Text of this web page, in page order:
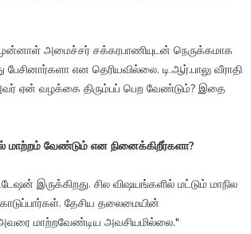
அமைச்சர் சக்கரபாணியுடன் நெருக்கமாக
என தெரியவில்லை. டி.ஆர்.பாலு வீராதி
ஏன் வழக்கை திரும்பப் பெற வேண்டும்? இதை
மாற்றம் வேண்டும் என நினைக்கிறீர்களா?
இருக்கிறது. சில விஷயங்களில் மட்டும் மாநில
தேசிய தலைமையின்
அவரை மாற்றவேண்டிய அவசியமில்லை."